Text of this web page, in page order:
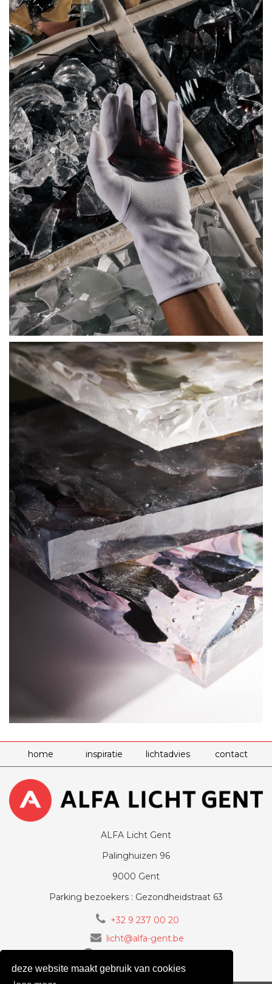
deze website maakt gebruik van cookies
home inspiratie lichtadvies contact
ALFA Licht Gent
Palinghuizen 96
9000 Gent
Parking bezoekers : Gezondheidstraat 63
+32 9 237 00 20
licht@alfa-gent.be